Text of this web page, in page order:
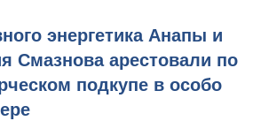
энергетика Анапы и
Смазнова арестовали по
подкупе в особо